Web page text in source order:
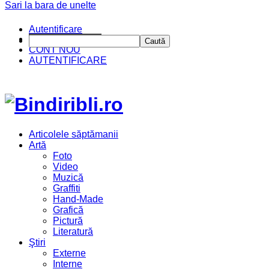
CINE SUNTEM?
CONT NOU
AUTENTIFICARE
Articolele săptămanii
Artă
Foto
Video
Muzică
Graffiti
Hand-Made
Grafică
Pictură
Literatură
Ştiri
Externe
Interne
Sari la bara de unelte
Autentificare
Caută